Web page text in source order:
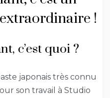
!
c’est quoi ?
japonais très connu
son travail à Studio